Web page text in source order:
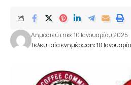
Τελευταία ενημέρωση: 10
Δημοσιεύτηκε 10 Ιανουαρίου 2025